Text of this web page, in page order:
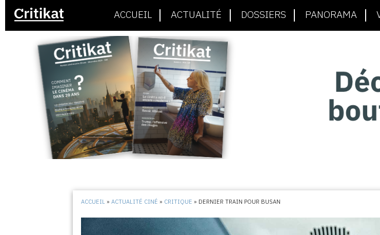
ACCUEIL ACTUALITÉ DOSSIERS PANORAMA
ACCUEIL »ACTUALITÉ CINÉ » CRITIQUE » DERNIER TRAIN POUR BUSAN